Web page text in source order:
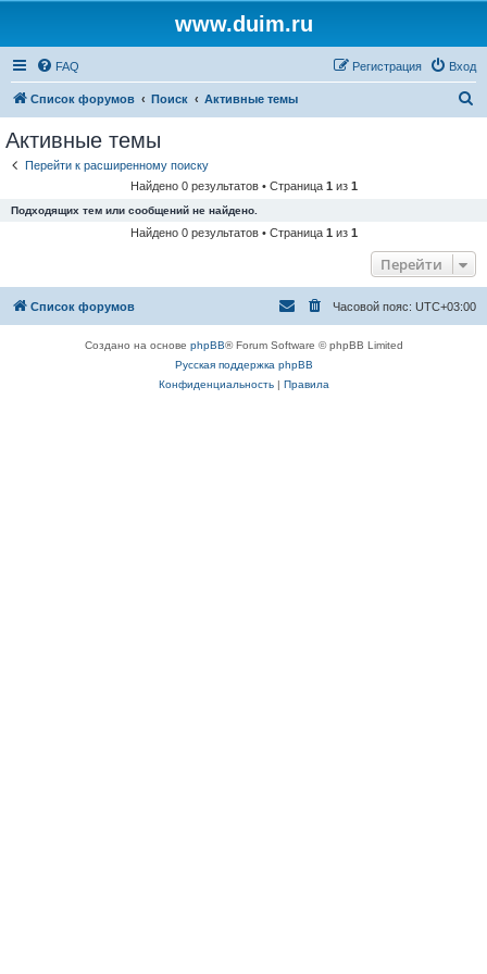
www.duim.ru
FAQ Вход
Регистрация
Список форумов Поиск Активные темы
Активные темы
Перейти к расширенному поиску
Найдено 0 результатов • Страница 1 из 1
Подходящих тем или сообщений не найдено.
Найдено 0 результатов • Страница 1 из 1
Перейти
Список форумов Часовой пояс: UTC+03:00
Создано на основе phpBB® Forum Software © phpBB Limited
Русская поддержка phpBB
Конфиденциальность| Правила